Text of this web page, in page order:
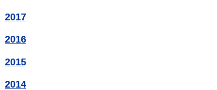
2017
2016
2015
2014